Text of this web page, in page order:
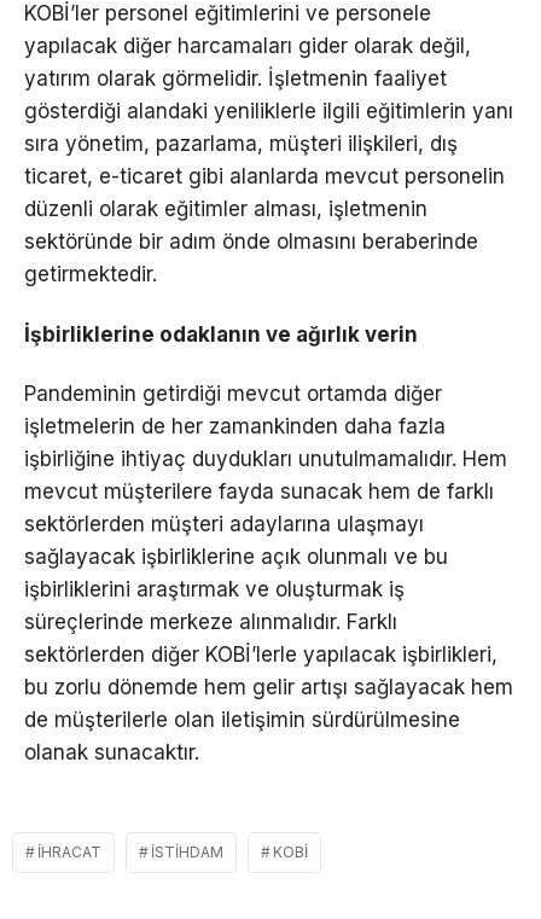
KOBİ’ler personel eğitimlerini ve personele
yapılacak diğer harcamaları gider olarak değil,
yatırım olarak görmelidir. İşletmenin faaliyet
gösterdiği alandaki yeniliklerle ilgili eğitimlerin yanı
sıra yönetim, pazarlama, müşteri ilişkileri, dış
ticaret, e-ticaret gibi alanlarda mevcut personelin
düzenli olarak eğitimler alması, işletmenin
sektöründe bir adım önde olmasını beraberinde
getirmektedir.
İşbirliklerine odaklanın ve ağırlık verin
Pandeminin getirdiği mevcut ortamda diğer
işletmelerin de her zamankinden daha fazla
işbirliğine ihtiyaç duydukları unutulmamalıdır. Hem
mevcut müşterilere fayda sunacak hem de farklı
sektörlerden müşteri adaylarına ulaşmayı
sağlayacak işbirliklerine açık olunmalı ve bu
işbirliklerini araştırmak ve oluşturmak iş
süreçlerinde merkeze alınmalıdır. Farklı
sektörlerden diğer KOBİ’lerle yapılacak işbirlikleri,
bu zorlu dönemde hem gelir artışı sağlayacak hem
de müşterilerle olan iletişimin sürdürülmesine
olanak sunacaktır.
IHRACAT ISTIHDAM KOBİ